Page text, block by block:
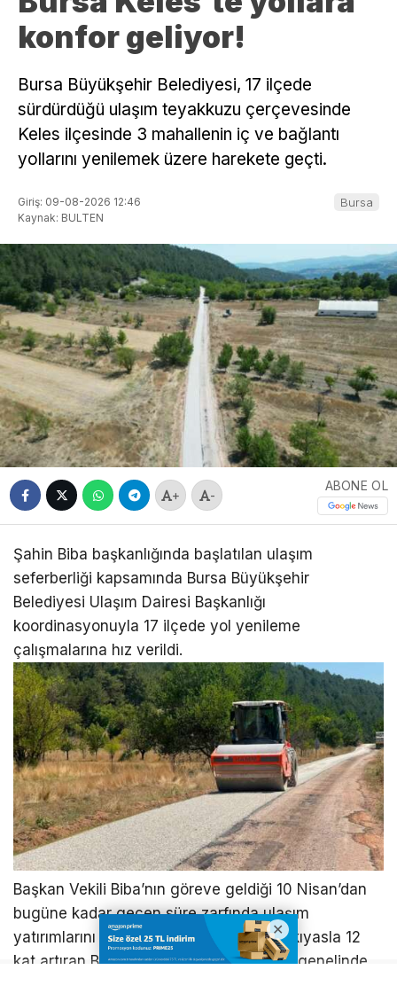
konfor geliyor!
Bursa Büyükşehir Belediyesi, 17 ilçede
sürdürdüğü ulaşım teyakkuzu çerçevesinde
Keles ilçesinde 3 mahallenin iç ve bağlantı
yollarını yenilemek üzere harekete geçti.
Giriş: 09-08-2026 12:46
Kaynak: BULTEN
Bursa
+ -
ABONE OL
Şahin Biba başkanlığında başlatılan ulaşım
seferberliği kapsamında Bursa Büyükşehir
Belediyesi Ulaşım Dairesi Başkanlığı
koordinasyonuyla 17 ilçede yol yenileme
çalışmalarına hız verildi.
Başkan Vekili Biba’nın göreve geldiği 10 Nisan’dan
bugüne kadar geçen süre zarfında ulaşım
yatırımlarını geçen yılın aynı dönemine kıyasla 12
kat artıran Büyükşehir Belediyesi, Bursa genelinde